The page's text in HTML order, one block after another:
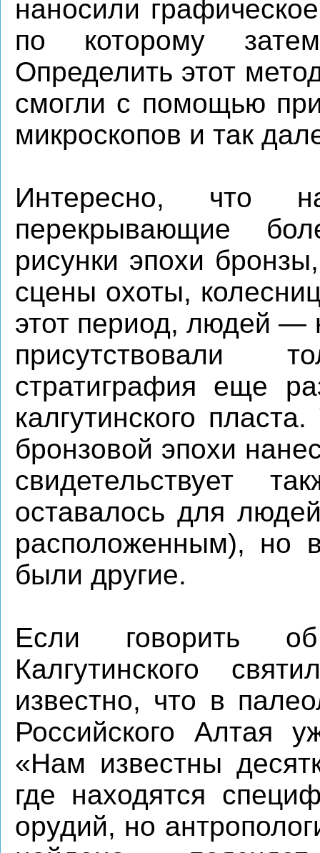
наносили
по которому
Определить этот
смогли с помощью
микроскопов и так
Интересно, что
перекрывающие
рисунки эпохи
сцены охоты,
этот период, людей —
присутствовали
стратиграфия еще
калгутинского
бронзовой эпохи
свидетельствует
оставалось для
расположенным), но
были другие.
Если говорить
Калгутинского
известно, что в
Российского Алтая
«Нам известны
где находятся
орудий, но